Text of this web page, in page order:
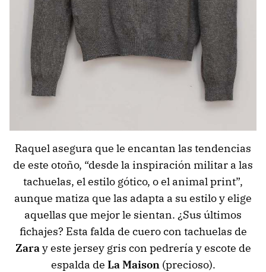
Raquel asegura que le encantan las tendencias
de este otoño, “desde la inspiración militar a las
tachuelas, el estilo gótico, o el animal print”,
aunque matiza que las adapta a su estilo y elige
aquellas que mejor le sientan. ¿Sus últimos
fichajes? Esta falda de cuero con tachuelas de
Zaray este jersey gris con pedrería y escote de
espalda de La Maison(precioso).